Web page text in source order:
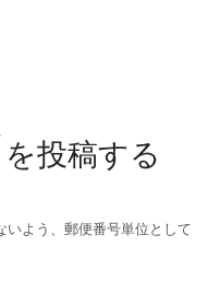
投稿する
いよう、郵便番号単位として